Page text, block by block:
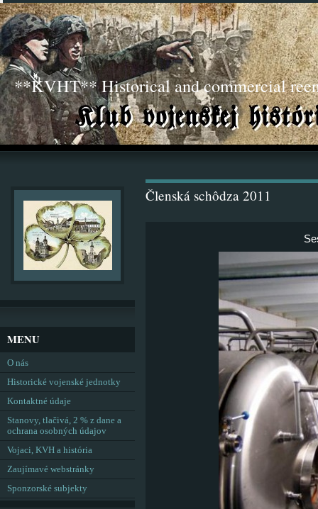
**KVHT** Historical and commercial
Členská schôdza 2011
MENU
O nás
Historické vojenské jednotky
Kontaktné údaje
Stanovy, tlačivá, 2 % z dane a
ochrana osobných údajov
Vojaci, KVH a história
Zaujímavé webstránky
Sponzorské subjekty